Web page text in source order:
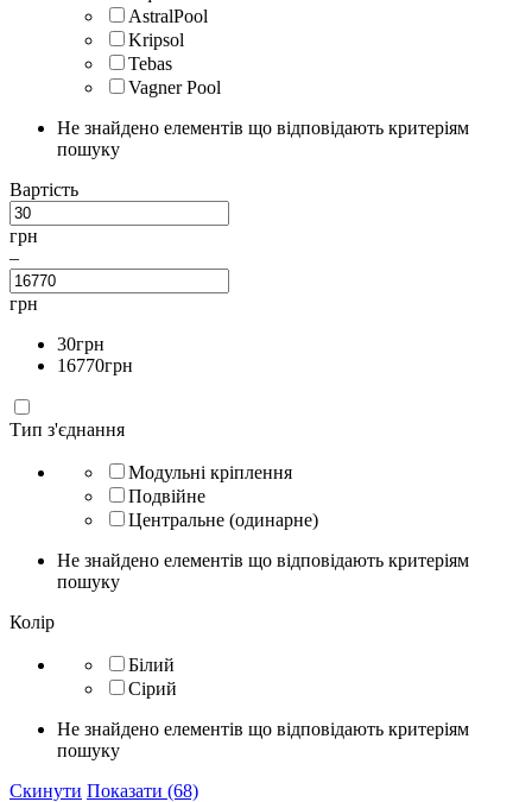
AstralPool
Kripsol
Tebas
Vagner Pool
Не знайдено елементів що відповідають критеріям
пошуку
Вартість
грн
–
грн
30грн
16770грн
Тип з'єднання
Модульні кріплення
Подвійне
Центральне (одинарне)
Не знайдено елементів що відповідають критеріям
пошуку
Колір
Білий
Сірий
Не знайдено елементів що відповідають критеріям
пошуку
Скинути Показати (68)